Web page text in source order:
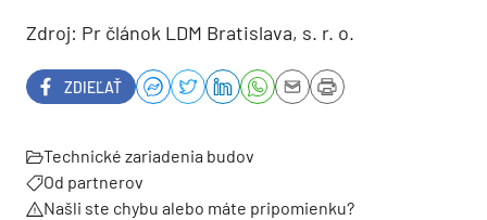
Zdroj: Pr článok LDM Bratislava, s. r. o.
ZDIEĽAŤ
Technické zariadenia budov
Od partnerov
Našli ste chybu alebo máte pripomienku?